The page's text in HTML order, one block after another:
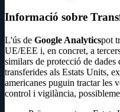
Informació sobre
L'ús de Google Analyticspot
UE/EEE i, en concret, a
similars de protecció de dades
transferides als Estats Units,
americanes puguin tractar les
control i vigilància,